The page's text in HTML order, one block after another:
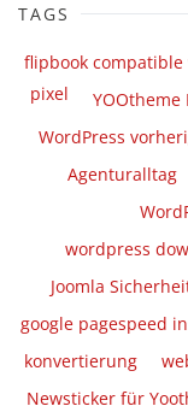
TAGS
flipbook
pixel
YOOtheme
WordPress
Agenturalltag
wordpress
Joomla
google pagespeed
konvertierung
Newsticker für